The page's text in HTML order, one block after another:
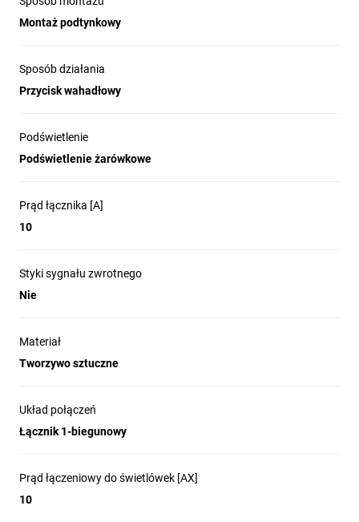
Montaż podtynkowy
Sposób działania
Przycisk wahadłowy
Podświetlenie
Podświetlenie żarówkowe
Prąd łącznika [A]
10
Styki sygnału zwrotnego
Nie
Materiał
Tworzywo sztuczne
Układ połączeń
Łącznik 1-biegunowy
Prąd łączeniowy do świetlówek [AX]
10